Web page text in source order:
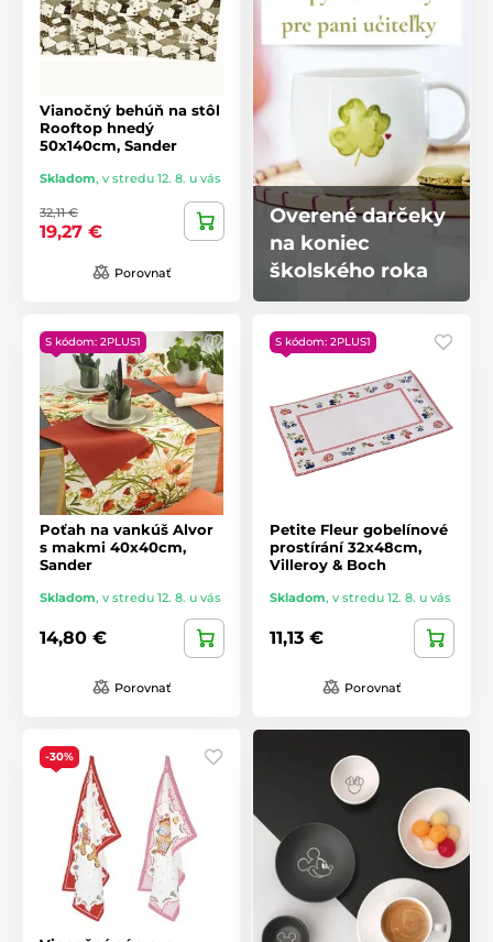
Vianočný behúň na stôl
Rooftop hnedý
50x140cm, Sander
Skladom, v stredu 12. 8. u vás
32,11 €
19,27 €
Porovnať
Overené darčeky
na koniec
školského roka
S kódom: 2PLUS1
Poťah na vankúš Alvor
s makmi 40x40cm,
Sander
Skladom, v stredu 12. 8. u vás
14,80 €
Porovnať
S kódom: 2PLUS1
Petite Fleur gobelínové
prostírání 32x48cm,
Villeroy & Boch
Skladom, v stredu 12. 8. u vás
11,13 €
Porovnať
-30%